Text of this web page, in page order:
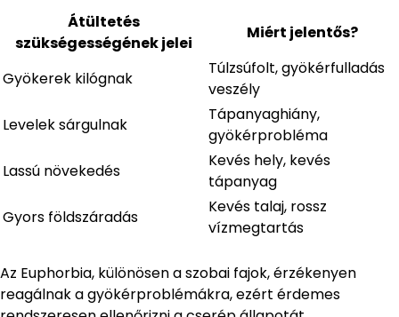
Átültetés
szükségességének jelei
Miért jelentős?
Gyökerek kilógnak
Túlzsúfolt, gyökérfulladás
veszély
Levelek sárgulnak
Tápanyaghiány,
gyökérprobléma
Lassú növekedés
Kevés hely, kevés
tápanyag
Gyors földszáradás
Kevés talaj, rossz
vízmegtartás
Az Euphorbia, különösen a szobai fajok, érzékenyen
reagálnak a gyökérproblémákra, ezért érdemes